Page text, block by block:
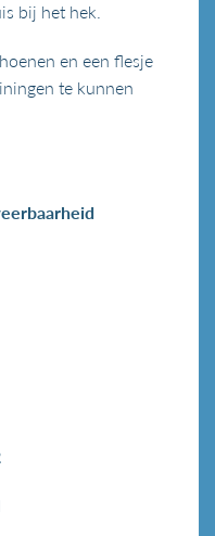
bij het hek.
en een flesje
te kunnen